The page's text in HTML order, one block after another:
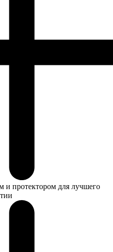
и протектором для лучшего